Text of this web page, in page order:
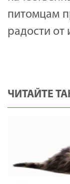
питомцам
радости от
ЧИТАЙТЕ